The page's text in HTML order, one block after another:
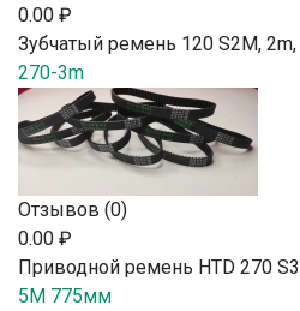
0.00 ₽
Зубчатый ремень 120 S2М, 2m,
270-3m
Отзывов (0)
0.00 ₽
Приводной ремень HTD 270
5M 775мм